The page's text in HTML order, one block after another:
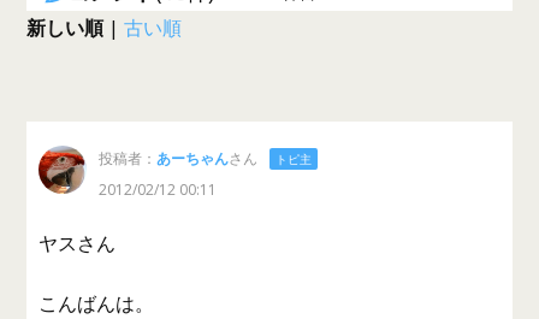
新しい順|古い順
投稿者：あーちゃんさん トピ主
2012/02/12 00:11
ヤスさん
こんばんは。